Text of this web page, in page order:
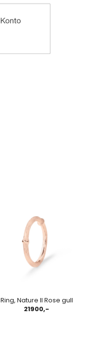
Ring, Nature II Rose gull
21900,-